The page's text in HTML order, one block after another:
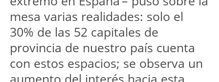
mesa varias realidades: solo el
30% de las 52 capitales de
provincia de nuestro país cuenta
con estos espacios; se observa un